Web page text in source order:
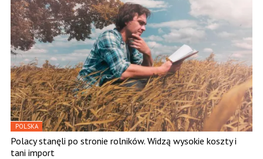
POLSKA
Polacy stanęli po stronie rolników. Widzą wysokie koszty i
tani import